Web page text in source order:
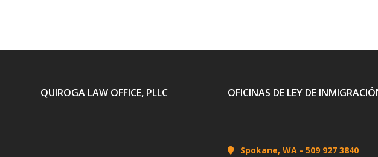
QUIROGA LAW OFFICE, PLLC OFICINAS DE LEY DE
Spokane, WA - 509 927 3840